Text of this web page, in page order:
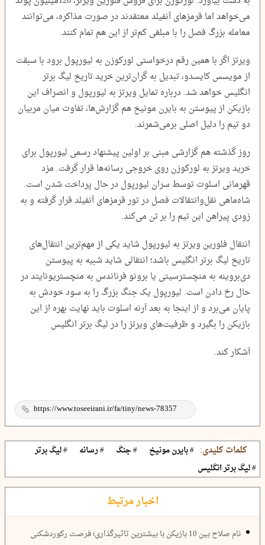
می‌خواهد اما قرمزهای آنفیلد معتقدند در صورت مذاکره، می‌توانند
معامله بزرگ فصل را با مبلغی کم‌تر از این هم تمام کنند.
ویرتز اگر با همین رقم درخواستی لورکوزن به لیورپول برود با سبقت
از مویسس کایسدو، تبدیل به گران‌ترین خرید تاریخ لیگ برتر
انگلیس خواهد شد. درباره تمایل ویرتز به لیورپول و انصراف این
بازیکن از پیوستن به بایرن مونیخ هم گزارش‌ها، تفاوت میان مربیان
دو تیم را دلیل اصلی برمی‌شمرند.
روز گذشته هم گزارشی مبنی بر اولین پیشنهاد رسمی لیورپول برای
خرید ویرتز به لورکوزن روی خروجی رسانه‌ها قرار گرفت. مزد
قهرمانی اسلوت توسط سران لیورپول در حال پرداخت شدن است.
شاه‌ماهی نقل‌و‌انتقالات فصل در تور قرمزهای آنفیلد قرار گرفته و به
زودی پیراهن این تیم را بر تن می‌کند.
انتقال فلورین ویرتز به لیورپول شاید یکی از مهم‌ترین انتقال‌های
تاریخ لیگ برتر انگلیس باشد؛ انتقالی شاید شبیه به پیوستن
دی‌بروینه به منچسترسیتی یا برونو فرناندس به منچستریونایتد در
حال رخ دادن است. لیورپول یک جنگ بزرگ را به سود خودش به
پایان می‌برد و از اینجا به بعد آرنه اسلوت باید نهایت بهره از این
بازیکن را بگیرد و ظرفیت‌های ویرتز را در لیگ برتر انگلیس
آشکار کند.
کلمات کلیدی: # بایرن مونیخ # جنگ # رسانه
# لیگ برتر
# لیگ برتر انگلیس
اخبار مرتبط
نام صلاح بین 10 بازیکن با بیشترین تاثیرگذاری؛ فرصت رکوردشکنی